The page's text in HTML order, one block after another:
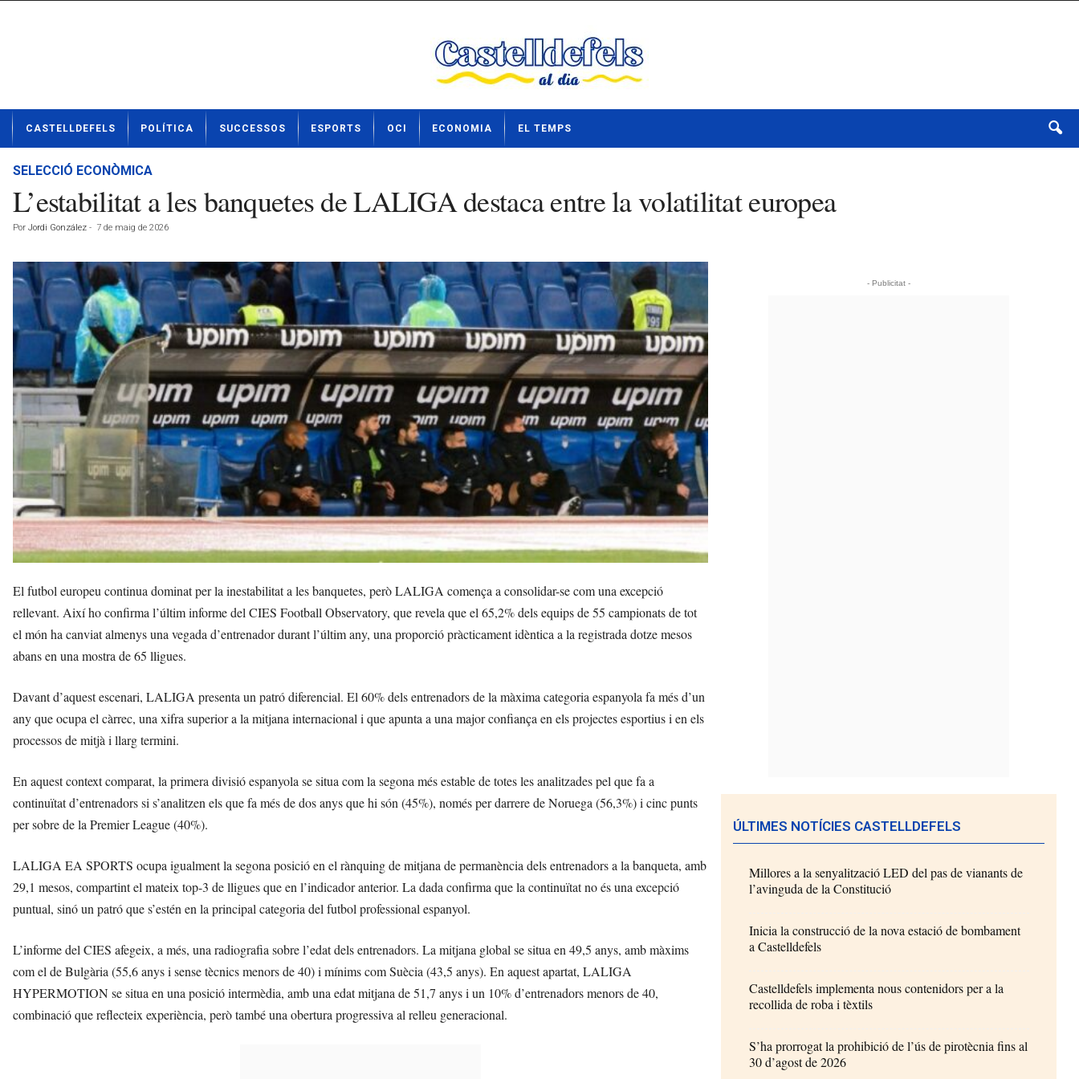
t
CASTELLDEFELS POLÍTICA SUCCESSOS ESPORTS OCI ECONOMIA EL TEMPS
SELECCIÓ ECONÒMICA
L’estabilitat a les banquetes de LALIGA destaca entre la volatilitat europea
Por Jordi González - 7 de maig de 2026
El futbol europeu continua dominat per la inestabilitat a les banquetes, però LALIGA comença a consolidar-se com una excepció
rellevant. Així ho confirma l’últim informe del CIES Football Observatory, que revela que el 65,2% dels equips de 55 campionats de tot
el món ha canviat almenys una vegada d’entrenador durant l’últim any, una proporció pràcticament idèntica a la registrada dotze mesos
abans en una mostra de 65 lligues.
Davant d’aquest escenari, LALIGA presenta un patró diferencial. El 60% dels entrenadors de la màxima categoria espanyola fa més d’un
any que ocupa el càrrec, una xifra superior a la mitjana internacional i que apunta a una major confiança en els projectes esportius i en els
processos de mitjà i llarg termini.
En aquest context comparat, la primera divisió espanyola se situa com la segona més estable de totes les analitzades pel que fa a
continuïtat d’entrenadors si s’analitzen els que fa més de dos anys que hi són (45%), només per darrere de Noruega (56,3%) i cinc punts
per sobre de la Premier League (40%).
LALIGA EA SPORTS ocupa igualment la segona posició en el rànquing de mitjana de permanència dels entrenadors a la banqueta, amb
29,1 mesos, compartint el mateix top-3 de lligues que en l’indicador anterior. La dada confirma que la continuïtat no és una excepció
puntual, sinó un patró que s’estén en la principal categoria del futbol professional espanyol.
L’informe del CIES afegeix, a més, una radiografia sobre l’edat dels entrenadors. La mitjana global se situa en 49,5 anys, amb màxims
com el de Bulgària (55,6 anys i sense tècnics menors de 40) i mínims com Suècia (43,5 anys). En aquest apartat, LALIGA
HYPERMOTION se situa en una posició intermèdia, amb una edat mitjana de 51,7 anys i un 10% d’entrenadors menors de 40,
combinació que reflecteix experiència, però també una obertura progressiva al relleu generacional.
- Publicitat -
ÚLTIMES NOTÍCIES CASTELLDEFELS
Millores a la senyalització LED del pas de vianants de
l’avinguda de la Constitució
Inicia la construcció de la nova estació de bombament
a Castelldefels
Castelldefels implementa nous contenidors per a la
recollida de roba i tèxtils
S’ha prorrogat la prohibició de l’ús de pirotècnia fins al
30 d’agost de 2026